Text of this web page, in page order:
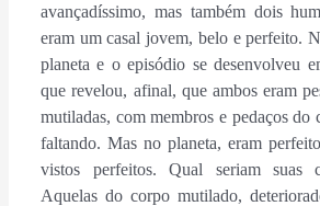
avançadíssimo, mas também dois
eram um casal jovem, belo e perfeito.
planeta e o episódio se desenvolveu
que revelou, afinal, que ambos eram
mutiladas, com membros e pedaços do
faltando. Mas no planeta, eram
vistos perfeitos. Qual seriam suas
Aquelas do corpo mutilado,